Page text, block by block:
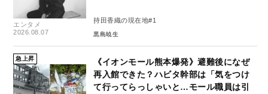
エンタメ
2026.08.07
持田香織の現在地#1
黒島暁生
急上昇
《イオンモール熊本爆発》避難後になぜ
再入館できた？ハビタ幹部は「気をつけ
て行ってらっしゃいと…モール職員は引